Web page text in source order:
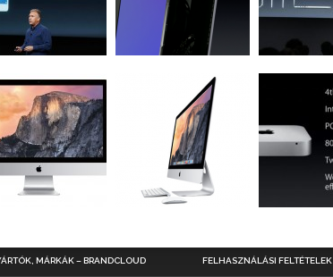
MÁRKÁK – BRANDCLOUD FELHASZNÁLÁSI FELTÉTELEK